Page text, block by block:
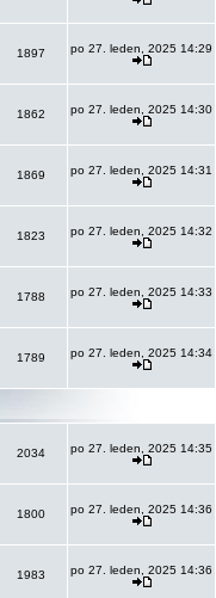
1897 po 27. leden, 2025 14:29
1862 po 27. leden, 2025 14:30
1869 po 27. leden, 2025 14:31
1823 po 27. leden, 2025 14:32
1788 po 27. leden, 2025 14:33
1789 po 27. leden, 2025 14:34
2034 po 27. leden, 2025 14:35
1800 po 27. leden, 2025 14:36
1983 po 27. leden, 2025 14:36